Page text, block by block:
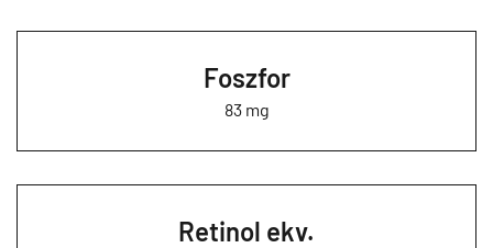
Foszfor
83 mg
Retinol ekv.